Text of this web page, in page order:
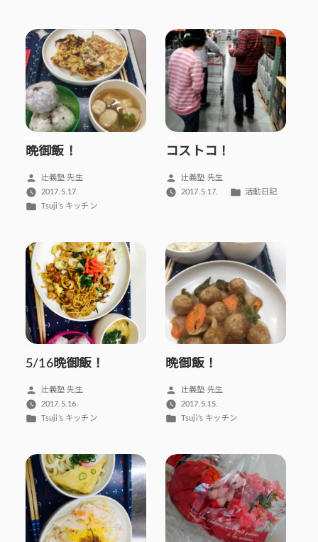
リ
ー:
リ
ー:
晩御飯！
投
稿
者:
辻義塾 先生
2017.5.17.
カ
ー:
Tsuji’s キッチン
コストコ！
投
稿
辻義塾 先生
2017.5.17.
カ
活動日記
5/16晩御飯！
投
稿
者:
辻義塾 先生
2017.5.16.
カ
リ
ー:
Tsuji’s キッチン
晩御飯！
投
稿
者:
辻義塾 先生
2017.5.15.
カ
リ
ー:
Tsuji’s キッチン